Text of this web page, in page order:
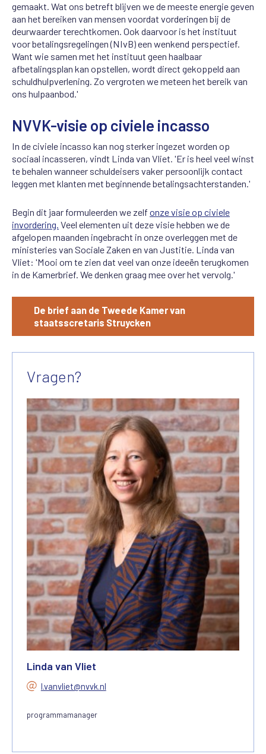
gemaakt. Wat ons betreft blijven we de meeste energie geven
aan het bereiken van mensen voordat vorderingen bij de
deurwaarder terechtkomen. Ook daarvoor is het instituut
voor betalingsregelingen (NIvB) een wenkend perspectief.
Want wie samen met het instituut geen haalbaar
afbetalingsplan kan opstellen, wordt direct gekoppeld aan
schuldhulpverlening. Zo vergroten we meteen het bereik van
ons hulpaanbod.'
NVVK-visie op civiele incasso
In de civiele incasso kan nog sterker ingezet worden op
sociaal incasseren, vindt Linda van Vliet. 'Er is heel veel winst
te behalen wanneer schuldeisers vaker persoonlijk contact
leggen met klanten met beginnende betalingsachterstanden.'
Begin dit jaar formuleerden we zelf onze visie op civiele
invordering. Veel elementen uit deze visie hebben we de
afgelopen maanden ingebracht in onze overleggen met de
ministeries van Sociale Zaken en van Justitie. Linda van
Vliet: 'Mooi om te zien dat veel van onze ideeën terugkomen
in de Kamerbrief. We denken graag mee over het vervolg.'
De brief aan de Tweede Kamer van
staatsscretaris Struycken
Vragen?
Linda van Vliet
l.vanvliet@nvvk.nl
programmamanager